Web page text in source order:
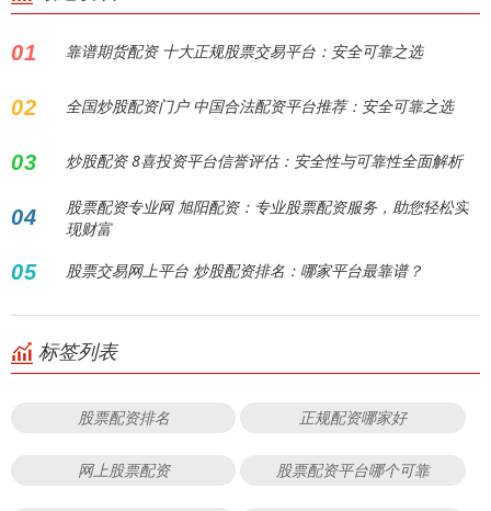
01 靠谱期货配资 十大正规股票交易平台：安全可靠之选
02 全国炒股配资门户 中国合法配资平台推荐：安全可靠之选
03 炒股配资 8喜投资平台信誉评估：安全性与可靠性全面解析
04
股票配资专业网 旭阳配资：专业股票配资服务，助您轻松实
现财富
05 股票交易网上平台 炒股配资排名：哪家平台最靠谱？
标签列表
股票配资排名 正规配资哪家好
网上股票配资 股票配资平台哪个可靠